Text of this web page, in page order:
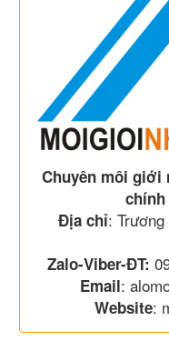
Chuyên môi giới
chính
Địa chỉ:
Zalo-Viber-ĐT:
Email:
Website: